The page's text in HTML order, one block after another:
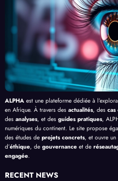
en
Afriq
Palud
isme
en
Afriq
ue
ALPHA est une plateforme dédiée à
en Afrique. À travers des actualités, des cas
des analyses, et des guides pratiques,
numériques du continent. Le site propose
des études de projets concrets, et ouvre un
d’éthique, de gouvernance et de
engagée.
RECENT NEWS